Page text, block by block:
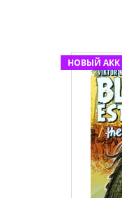
НОВЫЙ АКК